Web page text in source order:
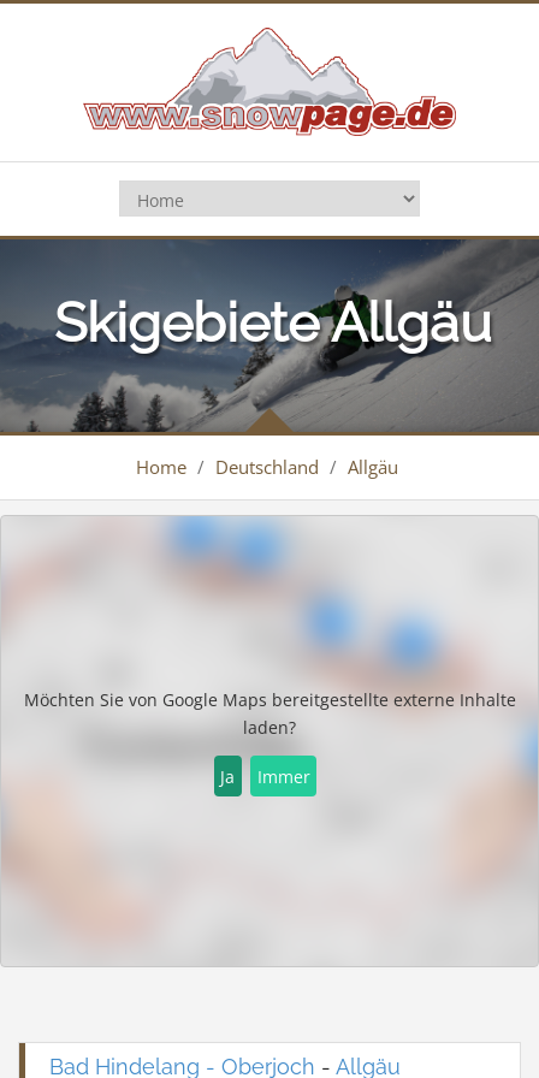
Skigebiete Allgäu
Home / Deutschland / Allgäu
Möchten Sie von Google Maps bereitgestellte externe Inhalte
laden?
Ja Immer
Bad Hindelang - Oberjoch - Allgäu